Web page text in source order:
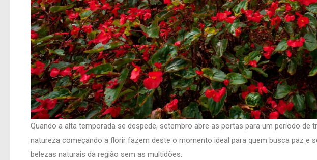
Quando a alta temporada se despede, setembro abre as portas para um período de
natureza começando a florir fazem deste o momento ideal para quem busca paz e
belezas naturais da região sem as multidões.